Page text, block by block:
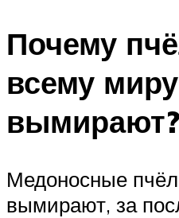
Почему
всему миру
вымирают?
Медоносные
вымирают, за